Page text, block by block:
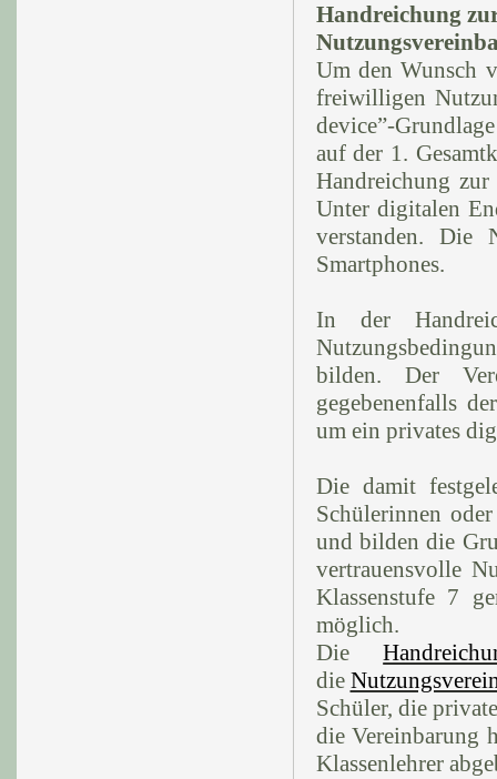
Handreichung
Um den Wunsch
freiwilligen
device”-
auf der 1.
Handreichung zur
Unter digitalen
verstanden. Die
Smartphones.
In der
bilden. Der
gegebenenfalls
um ein privates
Die damit
Schülerinnen
und bilden die
vertrauensvolle
Klassenstufe 7
möglich.
Die
die
Schüler, die
die Vereinbarung
Klassenlehrer